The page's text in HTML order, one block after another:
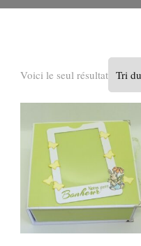
Voici le seul résultat